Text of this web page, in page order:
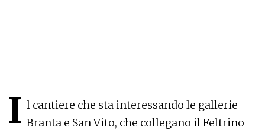
I l cantiere che sta interessando le gallerie
Branta e San Vito, che collegano il Feltrino